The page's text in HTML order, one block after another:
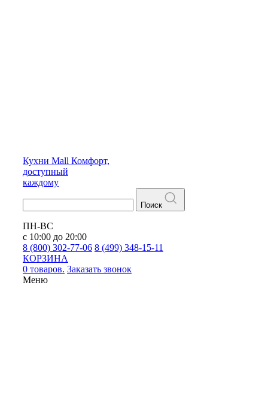
Кухни Mall Комфорт,
доступный
каждому
Поиск
ПН-ВС
с 10:00 до 20:00
8 (800) 302-77-06 8 (499) 348-15-11
КОРЗИНА
0 товаров. Заказать звонок
Меню